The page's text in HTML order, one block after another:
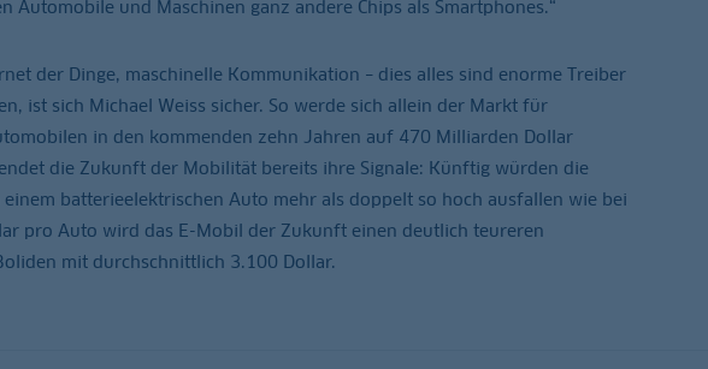
Automobile und Maschinen ganz andere Chips als Smartphones.“
der Dinge, maschinelle Kommunikation – dies alles sind enorme Treiber
ist sich Michael Weiss sicher. So werde sich allein der Markt für
in den kommenden zehn Jahren auf 470 Milliarden Dollar
die Zukunft der Mobilität bereits ihre Signale: Künftig würden die
batterieelektrischen Auto mehr als doppelt so hoch ausfallen wie bei
pro Auto wird das E-Mobil der Zukunft einen deutlich teureren
mit durchschnittlich 3.100 Dollar.